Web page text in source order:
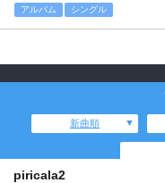
アルバム シングル
新曲順
piricala2